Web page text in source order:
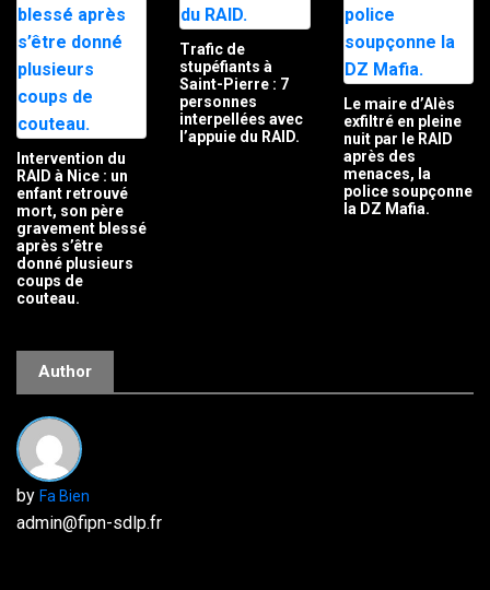
Intervention du
RAID à Nice : un
enfant retrouvé
mort, son père
gravement blessé
après s’être
donné plusieurs
coups de
couteau.
Trafic de
stupéfiants à
Saint-Pierre : 7
personnes
interpellées avec
l’appuie du RAID.
Le maire d’Alès
exfiltré en pleine
nuit par le RAID
après des
menaces, la
police soupçonne
la DZ Mafia.
Author
by Fa Bien
admin@fipn-sdlp.fr